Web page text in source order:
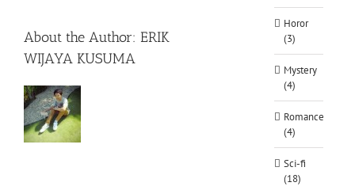
About the Author: ERIK
WIJAYA KUSUMA
Horor
(3)
Mystery
(4)
Romance
(4)
Sci-fi
(18)